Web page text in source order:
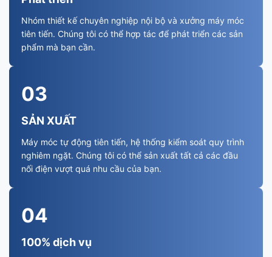
Nhóm thiết kế chuyên nghiệp nội bộ và xưởng máy móc
tiên tiến. Chúng tôi có thể hợp tác để phát triển các sản
phẩm mà bạn cần.
03
SẢN XUẤT
Máy móc tự động tiên tiến, hệ thống kiểm soát quy trình
nghiêm ngặt. Chúng tôi có thể sản xuất tất cả các đầu
nối điện vượt quá nhu cầu của bạn.
04
100% dịch vụ